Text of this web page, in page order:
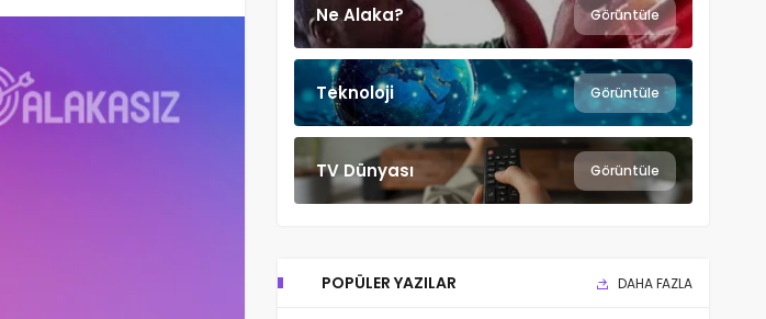
Ne Alaka? Görüntüle
Teknoloji Görüntüle
TV Dünyası Görüntüle
POPÜLER YAZILAR DAHA FAZLA